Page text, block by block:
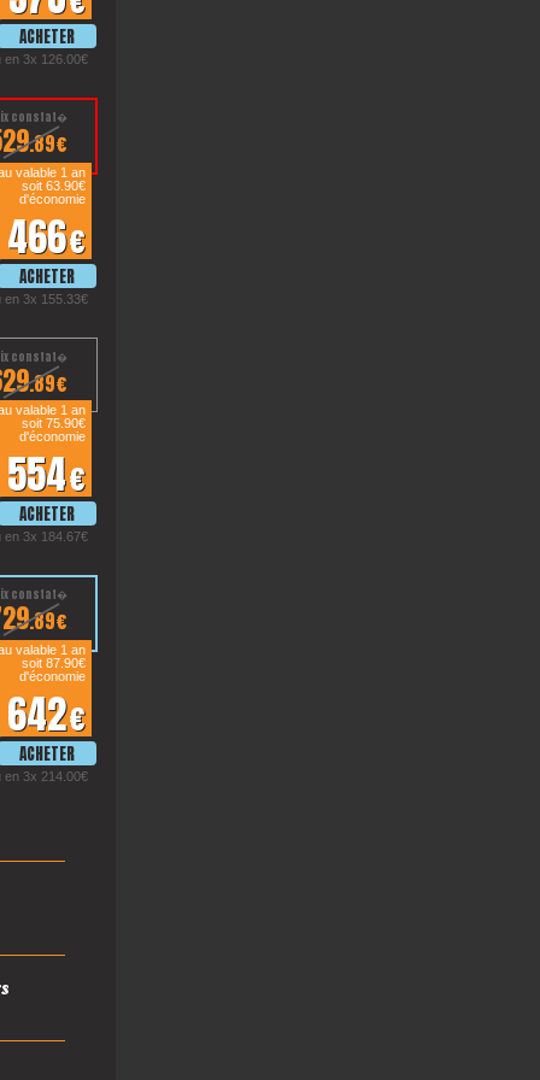
en 3x 126.00€
.89€
valable 1 an
466€
en 3x 155.33€
soit 63.90€
d'économie
.89€
valable 1 an
554€
en 3x 184.67€
soit 75.90€
d'économie
.89€
valable 1 an
642€
en 3x 214.00€
soit 87.90€
d'économie